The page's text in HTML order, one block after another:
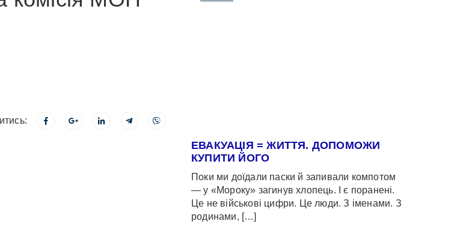
ЕВАКУАЦІЯ = ЖИТТЯ. ДОПОМОЖИ
КУПИТИ ЙОГО
Поки ми доїдали паски й запивали компотом
— у «Мороку» загинув хлопець. І є поранені.
Це не військові цифри. Це люди. З іменами. З
родинами, […]